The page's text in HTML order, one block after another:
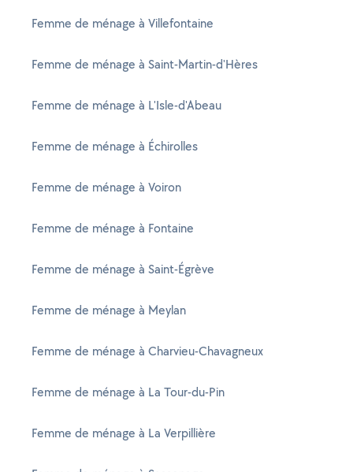
Femme de ménage à Villefontaine
Femme de ménage à Saint-Martin-d'Hères
Femme de ménage à L'Isle-d'Abeau
Femme de ménage à Échirolles
Femme de ménage à Voiron
Femme de ménage à Fontaine
Femme de ménage à Saint-Égrève
Femme de ménage à Meylan
Femme de ménage à Charvieu-Chavagneux
Femme de ménage à La Tour-du-Pin
Femme de ménage à La Verpillière